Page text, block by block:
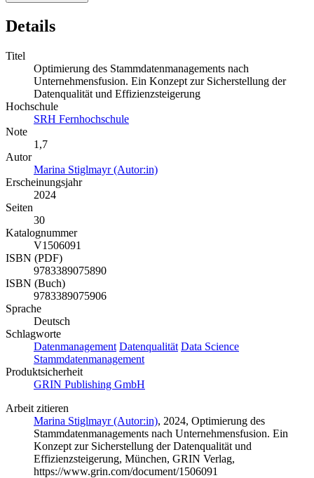
Details
Titel
Optimierung des Stammdatenmanagements nach
Unternehmensfusion. Ein Konzept zur Sicherstellung der
Datenqualität und Effizienzsteigerung
Hochschule
SRH Fernhochschule
Note
1,7
Autor
Marina Stiglmayr (Autor:in)
Erscheinungsjahr
2024
Seiten
30
Katalognummer
V1506091
ISBN (PDF)
9783389075890
ISBN (Buch)
9783389075906
Sprache
Deutsch
Schlagworte
Datenmanagement Datenqualität Data Science
Stammdatenmanagement
Produktsicherheit
GRIN Publishing GmbH
Arbeit zitieren
Marina Stiglmayr (Autor:in), 2024, Optimierung des
Stammdatenmanagements nach Unternehmensfusion. Ein
Konzept zur Sicherstellung der Datenqualität und
Effizienzsteigerung, München, GRIN Verlag,
https://www.grin.com/document/1506091